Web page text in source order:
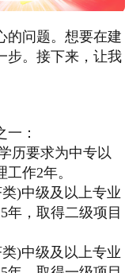
的问题。想要在建
步。接下来，让我
：
历要求为中专以
作2年。
)中级及以上专业
年，取得二级项目
)中级及以上专业